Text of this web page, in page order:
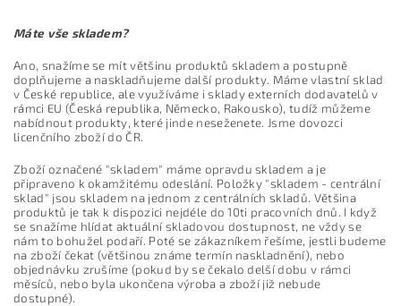
Máte vše skladem?
Ano, snažíme se mít většinu produktů skladem a postupně
doplňujeme a naskladňujeme další produkty. Máme vlastní sklad
v České republice, ale využíváme i sklady externích dodavatelů v
rámci EU (Česká republika, Německo, Rakousko), tudíž můžeme
nabídnout produkty, které jinde neseženete. Jsme dovozci
licenčního zboží do ČR.
Zboží označené "skladem" máme opravdu skladem a je
připraveno k okamžitému odeslání. Položky "skladem - centrální
sklad" jsou skladem na jednom z centrálních skladů. Většina
produktů je tak k dispozici nejdéle do 10ti pracovních dnů. I když
se snažíme hlídat aktuální skladovou dostupnost, ne vždy se
nám to bohužel podaří. Poté se zákazníkem řešíme, jestli budeme
na zboží čekat (většinou známe termín naskladnění), nebo
objednávku zrušíme (pokud by se čekalo delší dobu v rámci
měsíců, nebo byla ukončena výroba a zboží již nebude
dostupné).